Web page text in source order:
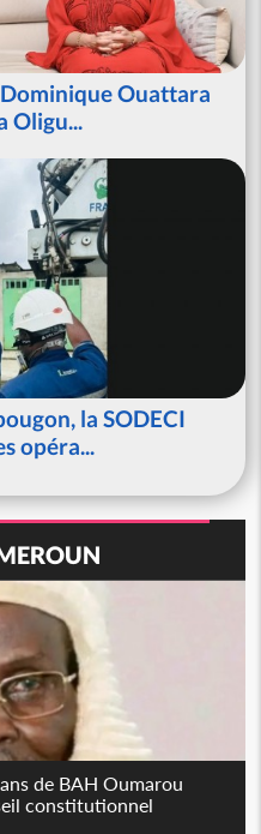
Ouattara
Oligu...
la SODECI
opéra...
de BAH Oumarou
constitutionnel